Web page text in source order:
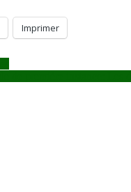
Imprimer